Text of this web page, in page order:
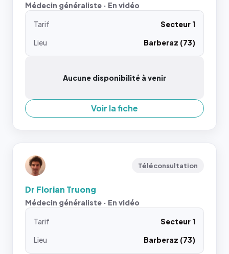
Médecin généraliste · En vidéo
Tarif
Secteur 1
Lieu
Barberaz (73)
Aucune disponibilité à venir
Voir la fiche
Téléconsultation
Dr Florian Truong
Médecin généraliste · En vidéo
Tarif
Secteur 1
Lieu
Barberaz (73)